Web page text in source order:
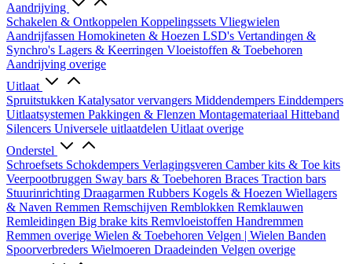
Aandrijving
Schakelen & Ontkoppelen Koppelingssets Vliegwielen
Aandrijfassen Homokineten & Hoezen LSD's Vertandingen &
Synchro's Lagers & Keerringen Vloeistoffen & Toebehoren
Aandrijving overige
Uitlaat
Spruitstukken Katalysator vervangers Middendempers Einddempers
Uitlaatsystemen Pakkingen & Flenzen Montagemateriaal Hitteband
Silencers Universele uitlaatdelen Uitlaat overige
Onderstel
Schroefsets Schokdempers Verlagingsveren Camber kits & Toe kits
Veerpootbruggen Sway bars & Toebehoren Braces Traction bars
Stuurinrichting Draagarmen Rubbers Kogels & Hoezen Wiellagers
& Naven Remmen Remschijven Remblokken Remklauwen
Remleidingen Big brake kits Remvloeistoffen Handremmen
Remmen overige Wielen & Toebehoren Velgen | Wielen Banden
Spoorverbreders Wielmoeren Draadeinden Velgen overige